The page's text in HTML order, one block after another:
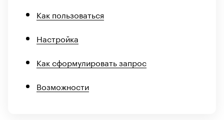
Как пользоваться
Настройка
Как сформулировать запрос
Возможности